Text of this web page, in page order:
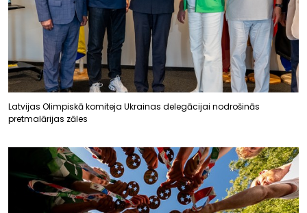
Latvijas Olimpiskā komiteja Ukrainas delegācijai nodrošinās
pretmalārijas zāles